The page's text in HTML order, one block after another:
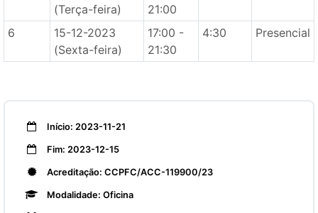
(Terça-feira)
21:00
6
15-12-2023
(Sexta-feira)
17:00 -
21:30
4:30 Presencial
Início: 2023-11-21
Fim: 2023-12-15
Acreditação: CCPFC/ACC-119900/23
Modalidade: Oficina